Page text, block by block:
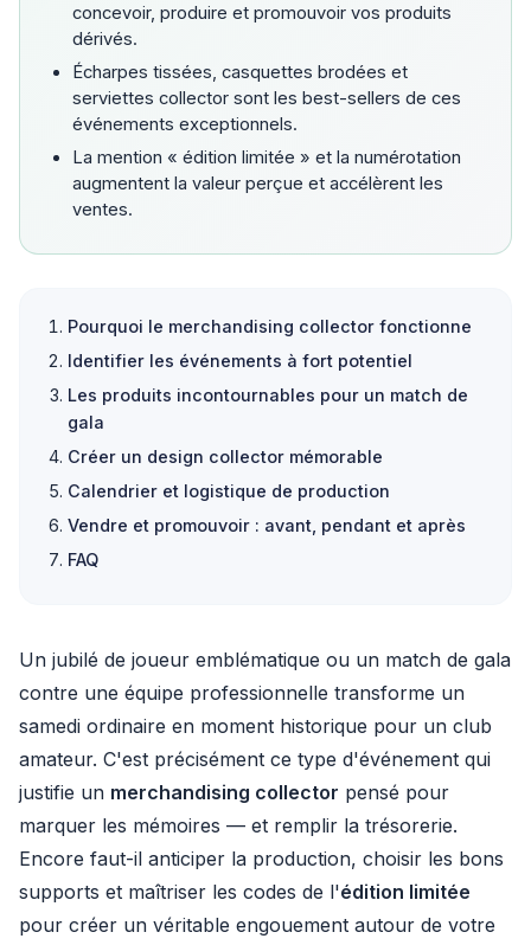
concevoir, produire et promouvoir vos produits
dérivés.
Écharpes tissées, casquettes brodées et
serviettes collector sont les best-sellers de ces
événements exceptionnels.
La mention « édition limitée » et la numérotation
augmentent la valeur perçue et accélèrent les
ventes.
Pourquoi le merchandising collector fonctionne
Identifier les événements à fort potentiel
Les produits incontournables pour un match de
gala
Créer un design collector mémorable
Calendrier et logistique de production
Vendre et promouvoir : avant, pendant et après
FAQ
Un jubilé de joueur emblématique ou un match de gala
contre une équipe professionnelle transforme un
samedi ordinaire en moment historique pour un club
amateur. C'est précisément ce type d'événement qui
justifie un merchandising collector pensé pour
marquer les mémoires — et remplir la trésorerie.
Encore faut-il anticiper la production, choisir les bons
supports et maîtriser les codes de l'édition limitée
pour créer un véritable engouement autour de votre